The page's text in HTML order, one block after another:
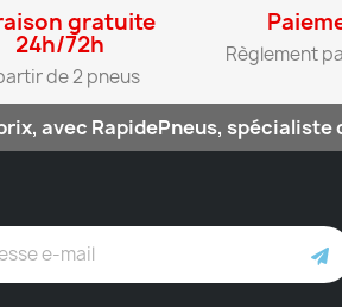
gratuite
24h/72h​
de 2 pneus​
Règlement
avec RapidePneus,